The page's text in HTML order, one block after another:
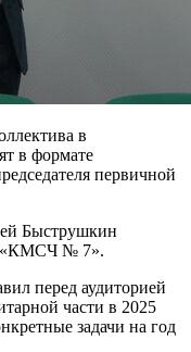
в
в формате
первичной
Быструшкин
«КМСЧ № 7».
перед аудиторией
части в 2025
задачи на год